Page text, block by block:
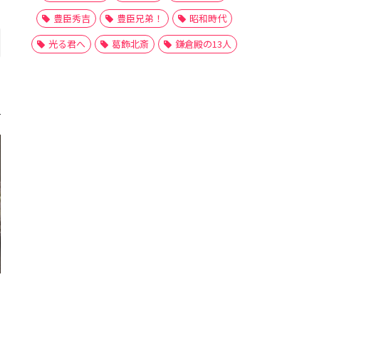
豊臣秀吉
豊臣兄弟！
昭和時代
光る君へ
葛飾北斎 鎌倉殿の13人